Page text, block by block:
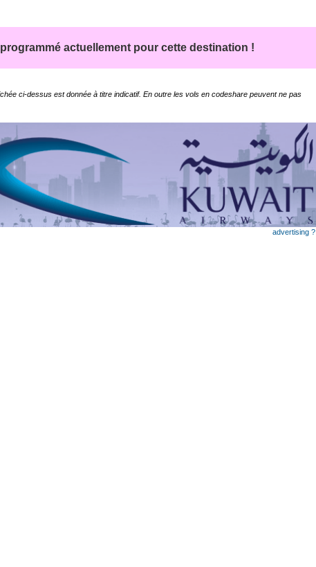
actuellement pour cette destination !
ci-dessus est donnée à titre indicatif. En outre les vols en codeshare peuvent ne pas
advertising ?